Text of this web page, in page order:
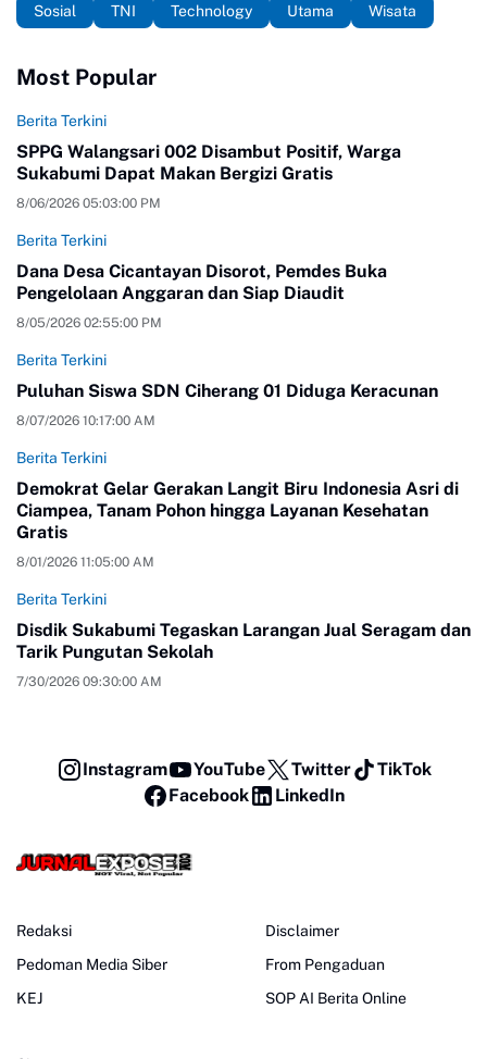
Sosial
TNI Technology Utama Wisata
Most Popular
Berita Terkini
SPPG Walangsari 002 Disambut Positif, Warga
Sukabumi Dapat Makan Bergizi Gratis
8/06/2026 05:03:00 PM
Berita Terkini
Dana Desa Cicantayan Disorot, Pemdes Buka
Pengelolaan Anggaran dan Siap Diaudit
8/05/2026 02:55:00 PM
Berita Terkini
Puluhan Siswa SDN Ciherang 01 Diduga Keracunan
8/07/2026 10:17:00 AM
Berita Terkini
Demokrat Gelar Gerakan Langit Biru Indonesia Asri di
Ciampea, Tanam Pohon hingga Layanan Kesehatan
Gratis
8/01/2026 11:05:00 AM
Berita Terkini
Disdik Sukabumi Tegaskan Larangan Jual Seragam dan
Tarik Pungutan Sekolah
7/30/2026 09:30:00 AM
Instagram YouTube Twitter
TikTok
Facebook
LinkedIn
Redaksi
Pedoman Media Siber
KEJ
Disclaimer
From Pengaduan
SOP AI Berita Online